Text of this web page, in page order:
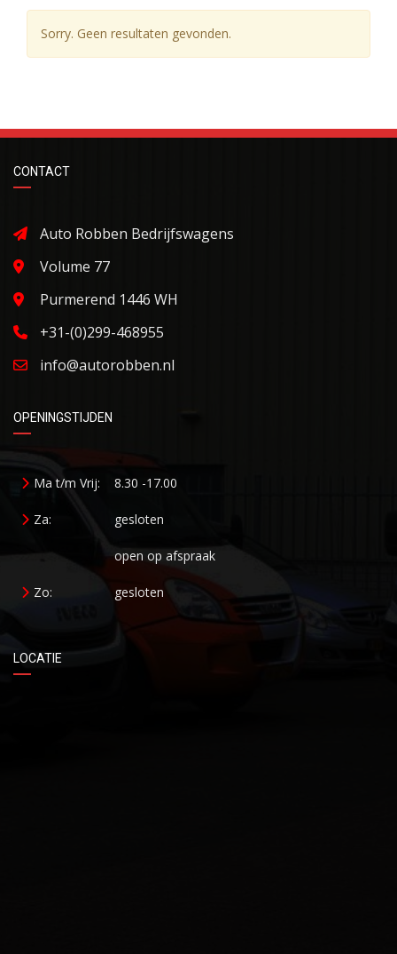
Sorry. Geen resultaten gevonden.
CONTACT
Auto Robben Bedrijfswagens
Volume 77
Purmerend 1446 WH
+31-(0)299-468955
info@autorobben.nl
OPENINGSTIJDEN
Ma t/m Vrij: 8.30 -17.00
Za: gesloten
open op afspraak
Zo: gesloten
LOCATIE